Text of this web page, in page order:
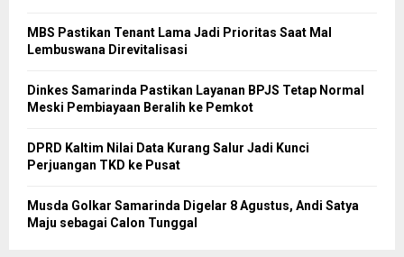
MBS Pastikan Tenant Lama Jadi Prioritas Saat Mal
Lembuswana Direvitalisasi
Dinkes Samarinda Pastikan Layanan BPJS Tetap Normal
Meski Pembiayaan Beralih ke Pemkot
DPRD Kaltim Nilai Data Kurang Salur Jadi Kunci
Perjuangan TKD ke Pusat
Musda Golkar Samarinda Digelar 8 Agustus, Andi Satya
Maju sebagai Calon Tunggal